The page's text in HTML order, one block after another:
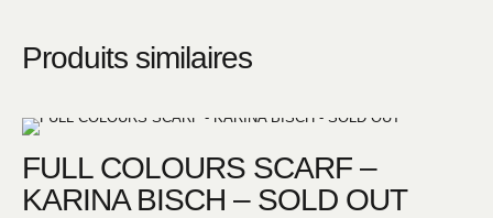
Produits similaires
FULL COLOURS SCARF –
KARINA BISCH – SOLD OUT